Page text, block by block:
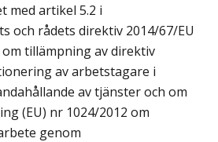
med artikel 5.2 i
och rådets direktiv 2014/67/EU
om tillämpning av direktiv
av arbetstagare i
av tjänster och om
(EU) nr 1024/2012 om
genom